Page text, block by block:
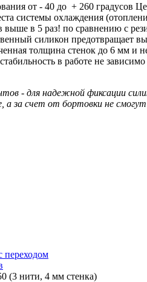
от - 40 до + 260 градусов
системы охлаждения
выше в 5 раз! по сравнению с
силикон предотвращает
толщина стенок до 6 мм и
в работе не
- для надежной фиксации
а за счет от бортовки не
переходом
(3 нити, 4 мм стенка)